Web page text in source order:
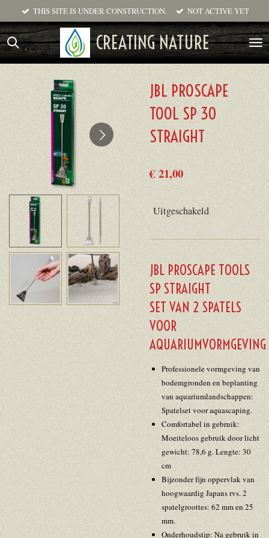
direct
naar
de
CREATING NATURE
THIS SITE IS UNDER CONSTRUCTION. NOT ACTIVE YET
JBL PROSCAPE
TOOL SP 30
STRAIGHT
€ 21,00
Uitgeschakeld
JBL PROSCAPE TOOLS
SP STRAIGHT
SET VAN 2 SPATELS
VOOR
AQUARIUMVORMGEVING
Professionele vormgeving van
bodemgronden en beplanting
van aquariumlandschappen:
Spatelset voor aquascaping.
Comfortabel in gebruik:
Moeiteloos gebruik door licht
gewicht: 78,6 g. Lengte: 30
cm
Bijzonder fijn oppervlak van
hoogwaardig Japans rvs. 2
spatelgroottes: 62 mm en 25
mm.
Onderhoudstip: Na gebruik in